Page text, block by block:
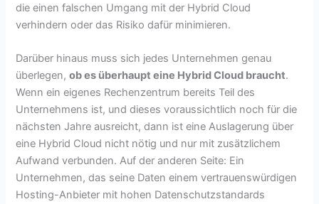
die einen falschen Umgang mit der Hybrid Cloud
verhindern oder das Risiko dafür minimieren.
Darüber hinaus muss sich jedes Unternehmen genau
überlegen,ob es überhaupt eine Hybrid Cloud braucht.
Wenn ein eigenes Rechenzentrum bereits Teil des
Unternehmens ist, und dieses voraussichtlich noch für die
nächsten Jahre ausreicht, dann ist eine Auslagerung über
eine Hybrid Cloud nicht nötig und nur mit zusätzlichem
Aufwand verbunden. Auf der anderen Seite: Ein
Unternehmen, das seine Daten einem vertrauenswürdigen
Hosting-Anbieter mit hohen Datenschutzstandards